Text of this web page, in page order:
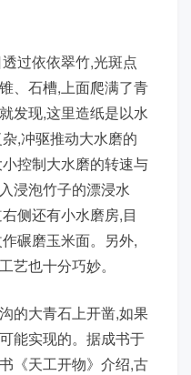
过依依翠竹,光斑点
、石槽,上面爬满了青
发现,这里造纸是以水
,冲驱推动大水磨的
控制大水磨的转速与
浸泡竹子的漂浸水
侧还有小水磨房,目
碾磨玉米面。另外,
艺也十分巧妙。
大青石上开凿,如果
能实现的。据成书于
《天工开物》介绍,古